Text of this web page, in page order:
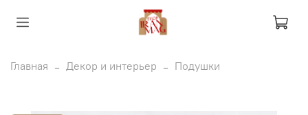
Главная Декор и интерьер Подушки